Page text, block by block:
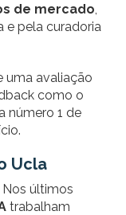
de mercado,
e pela curadoria
uma avaliação
como o
número 1 de
Ucla
Nos últimos
trabalham